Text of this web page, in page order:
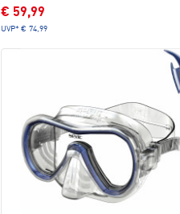
€ 59,99
UVP* € 74,99